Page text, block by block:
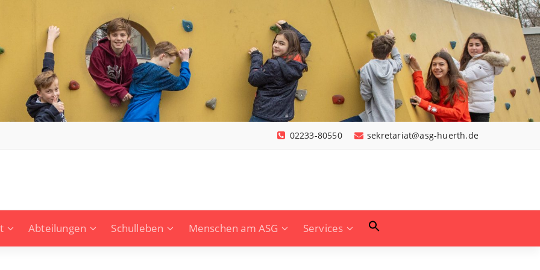
sekretariat@asg-huerth.de
02233-80550
Abteilungen Schulleben Menschen am ASG Services